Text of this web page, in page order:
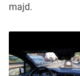
majd.